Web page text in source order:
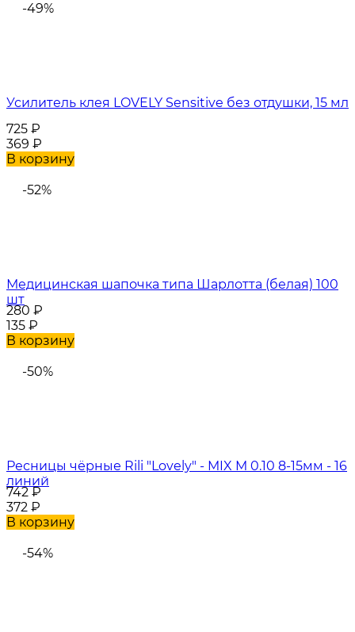
-49%
Усилитель клея LOVELY Sensitive без отдушки, 15 мл
725 ₽
369 ₽
В корзину
-52%
Медицинская шапочка типа Шарлотта (белая) 100
шт
280 ₽
135 ₽
В корзину
-50%
Ресницы чёрные Rili "Lovely" - MIX M 0.10 8-15мм - 16
линий
742₽
372 ₽
В корзину
-54%